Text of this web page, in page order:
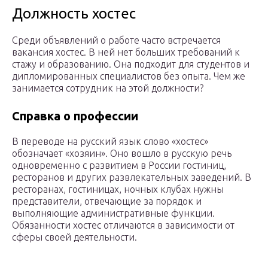
Должность хостес
Среди объявлений о работе часто встречается
вакансия хостес. В ней нет больших требований к
стажу и образованию. Она подходит для студентов и
дипломированных специалистов без опыта. Чем же
занимается сотрудник на этой должности?
Справка о профессии
В переводе на русский язык слово «хостес»
обозначает «хозяин». Оно вошло в русскую речь
одновременно с развитием в России гостиниц,
ресторанов и других развлекательных заведений. В
ресторанах, гостиницах, ночных клубах нужны
представители, отвечающие за порядок и
выполняющие административные функции.
Обязанности хостес отличаются в зависимости от
сферы своей деятельности.